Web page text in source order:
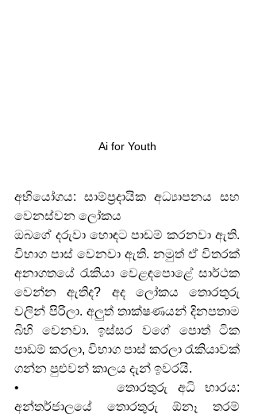
Ai for Youth
අභියෝගය: සාම්ප්‍රදායික අධ්‍යාපනය සහ
වෙනස්වන ලෝකය
ඔබගේ දරුවා හොඳට පාඩම් කරනවා ඇති.
විභාග පාස් වෙනවා ඇති. නමුත් ඒ විතරක්
අනාගතයේ රැකියා වෙළඳපොළේ සාර්ථක
වෙන්න ඇතිද? අද ලෝකය තොරතුරු
වලින් පිරිලා. අලුත් තාක්ෂණයන් දිනපතාම
බිහි වෙනවා. ඉස්සර වගේ පොත් ටික
පාඩම් කරලා, විභාග පාස් කරලා රැකියාවක්
ගන්න පුළුවන් කාලය දැන් ඉවරයි.
•          තොරතුරු අධි භාරය:
අන්තර්ජාලයේ තොරතුරු ඕනෑ තරම්